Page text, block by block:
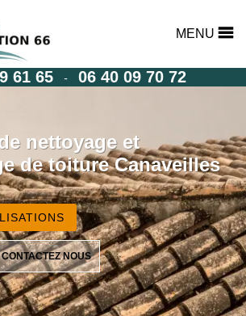
MENU
61 65 - 06 40 09 70 72
nettoyage et
de toiture Canaveilles
CONTACTEZ NOUS